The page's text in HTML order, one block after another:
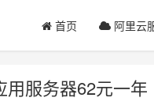
首页 阿里云
用服务器62元一年